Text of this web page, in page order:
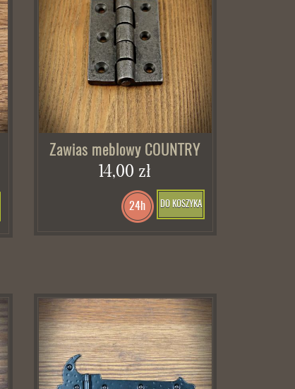
Zawias meblowy COUNTRY
14,00 zł
DO KOSZYKA
24h